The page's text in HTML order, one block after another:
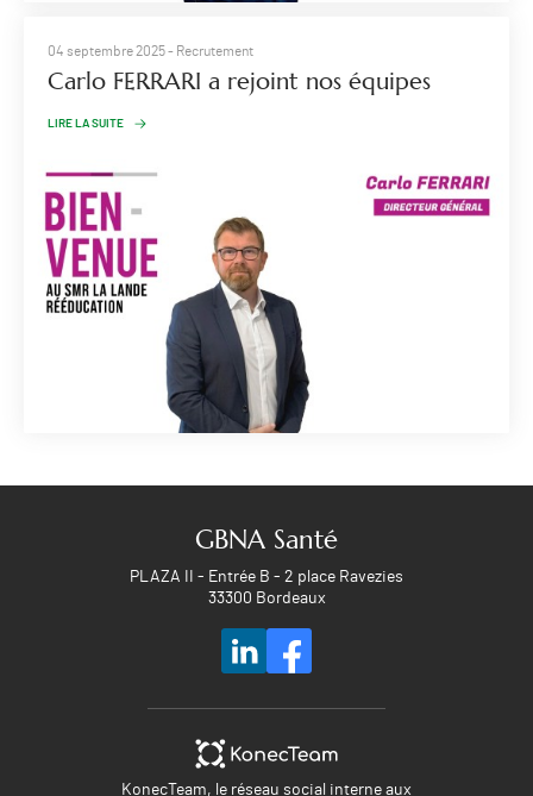
04 septembre 2025- Recrutement
Carlo FERRARI a rejoint nos équipes
LIRE LA SUITE
GBNA Santé
PLAZA II - Entrée B - 2 place Ravezies
33300 Bordeaux
KonecTeam, le réseau social interne aux